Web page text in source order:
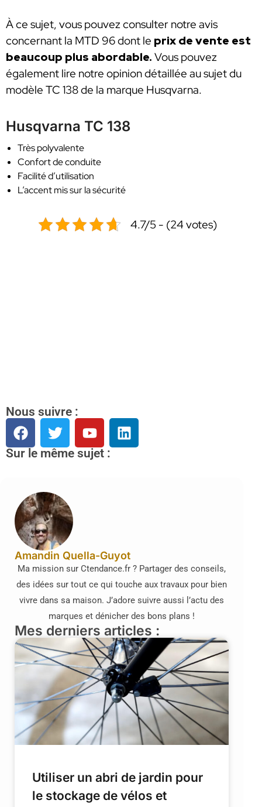
À ce sujet, vous pouvez consulter notre avis
concernant la MTD 96 dont le prix de vente est
beaucoup plus abordable. Vous pouvez
également lire notre opinion détaillée au sujet du
modèle TC 138 de la marque Husqvarna.
Husqvarna TC 138
Très polyvalente
Confort de conduite
Facilité d’utilisation
L’accent mis sur la sécurité
4.7/5 - (24 votes)
Nous suivre :
Sur le même sujet :
Amandin Quella-Guyot
Ma mission sur Ctendance.fr ? Partager des conseils,
des idées sur tout ce qui touche aux travaux pour bien
vivre dans sa maison. J’adore suivre aussi l’actu des
marques et dénicher des bons plans !
Mes derniers articles :
Utiliser un abri de jardin pour
le stockage de vélos et